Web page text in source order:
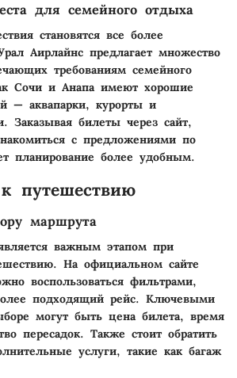
для семейного отдыха
становятся все более
Аирлайнс предлагает множество
требованиям семейного
Сочи и Анапа имеют хорошие
— аквапарки, курорты и
Заказывая билеты через сайт,
с предложениями по
планирование более удобным.
путешествию
маршрута
важным этапом при
На официальном сайте
воспользоваться фильтрами,
подходящий рейс. Ключевыми
могут быть цена билета, время
пересадок. Также стоит обратить
услуги, такие как багаж